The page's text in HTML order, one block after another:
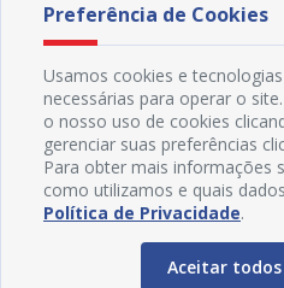
Redes
Preferência de Cookies
Usamos cookies e
necessárias para operar o
o nosso uso de cookies
gerenciar suas preferências
Para obter mais informações
como utilizamos e quais
Política de Privacidade.
Aceitar todos